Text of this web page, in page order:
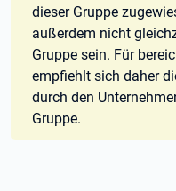
dieser Gruppe
außerdem nicht
Gruppe sein. Für
empfiehlt sich daher
durch den
Gruppe.